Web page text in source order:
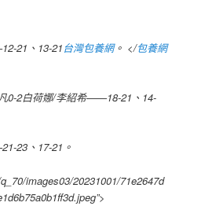
21、13-21台灣包養網。 </包養網
0-2白荷娜/李紹希——18-21、14-
23、17-21。
images03/20231001/71e2647d